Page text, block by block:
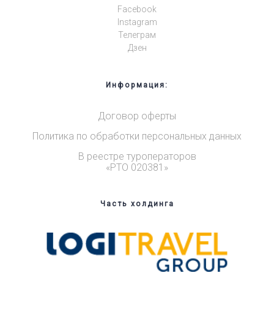
Facebook
Instagram
Телеграм
Дзен
Информация:
Договор оферты
Политика по обработки персональных данных
В реестре туроператоров
«РТО 020381»
Часть холдинга